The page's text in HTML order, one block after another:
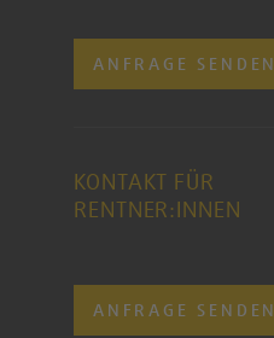
ANFRAGE SENDEN
KONTAKT FÜR
RENTNER:INNEN
ANFRAGE SENDEN